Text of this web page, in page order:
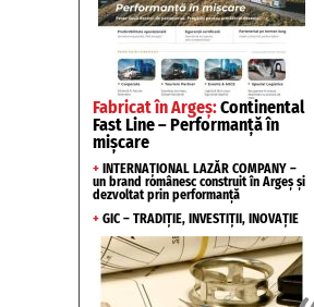
Fabricat în Argeș:Continental
Fast Line – Performanță în
mișcare
+ INTERNAȚIONAL LAZĂR COMPANY –
un brand românesc construit în Argeș și
dezvoltat prin performanță
+ GIC – TRADIȚIE, INVESTIȚII, INOVAȚIE